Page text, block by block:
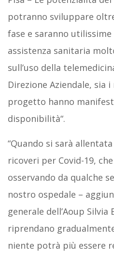
potranno sviluppare
fase e saranno
assistenza sanitaria
sull’uso della
Direzione Aziendale, sia
progetto hanno
disponibilità“.
“Quando si sarà
ricoveri per Covid-19,
osservando da qualche
nostro ospedale –
generale dell’Aoup Silvia
riprendano
niente potrà più essere